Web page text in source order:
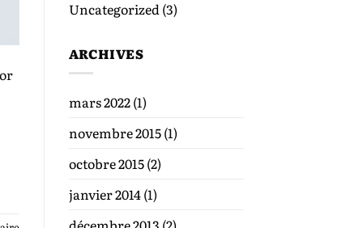
Uncategorized(3)
ARCHIVES
mars 2022(1)
novembre 2015(1)
octobre 2015(2)
janvier 2014(1)